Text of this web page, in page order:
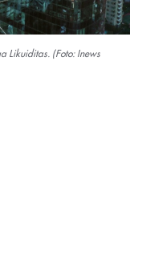
Likuiditas. (Foto: Inews